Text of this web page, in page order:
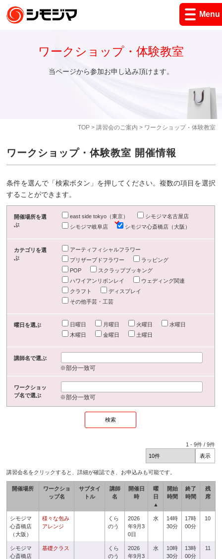
Menu
TOP> 講習会のご案内 > ワークショップ・体験教室
ワークショップ・体験教室
当ページから参加お申し込み頂けます。
ワークショップ・体験教室 開催情報
条件を選んで「検索ボタン」を押してください。複数の項目を選択
することができます。
開催場所を選
ぶ
east side tokyo（東京）
シモジマ名古屋店
シモジマ岐阜店
シモジマ心斎橋店（大阪）
カテゴリを選
ぶ
アーティフィシャルフラワー
プリザーブドフラワー
ラッピング
POP
スクラップブッキング
ハワイアンリボンレイ
ウェディング関連
クラフト
ディスプレイ
その他手芸・工芸
曜日を選ぶ 日曜日 月曜日 火曜日
水曜日
木曜日
金曜日 土曜日
講師名で選ぶ
※部分一致可
ワークショッ
プ名で選ぶ
※部分一致可
1 -9件 /9件
講習会名をクリックすると、詳細が確認でき、お申込みも可能です。
開催場所
ワークショ
ップ名
サブタイ
トル
講師
名
開催日
時
曜
日
▲
開始
時間
終了
時間
残
席
シモジマ
心斎橋店
（大阪）
様々な包み
アレンジ
くら
のう
2026
年9月3
0日
水
14時
30分
17時
00分
10
シモジマ
心斎橋店
基礎クラス
くら
のう
2026
年9月3
水
10時
30分
13時
00分
11